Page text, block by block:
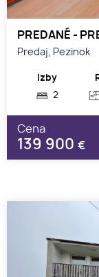
PREDANÉ -
Predaj, Pezinok
Izby
2
Cena
139 900 €